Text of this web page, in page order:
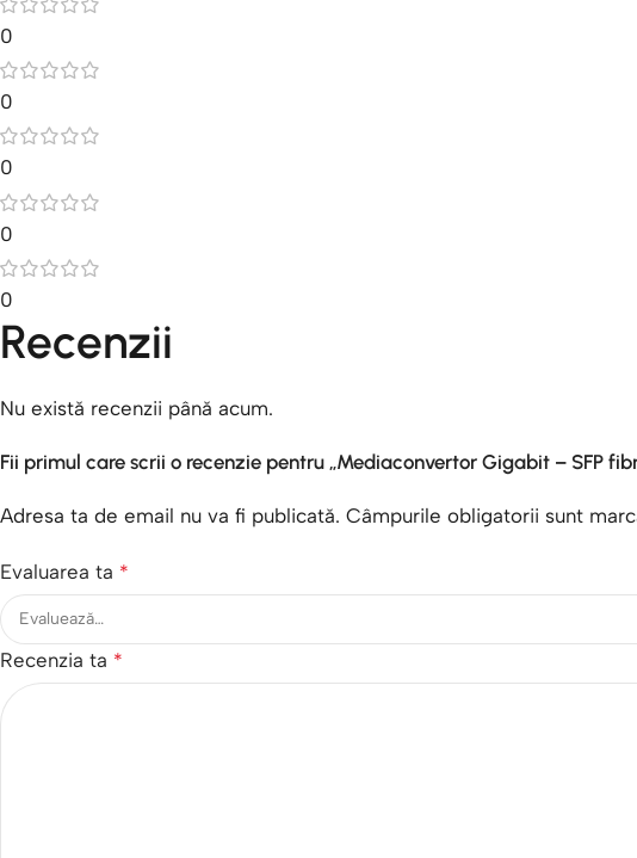
0
0
0
0
0
Recenzii
Nu există recenzii până acum.
Fii primul care scrii o recenzie pentru „Mediaconvertor Gigabit – SFP
Adresa ta de email nu va fi publicată. Câmpurile obligatorii sunt
Evaluarea ta *
Recenzia ta *